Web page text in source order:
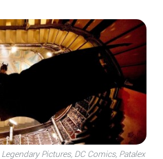
Pictures, DC Comics, Patalex